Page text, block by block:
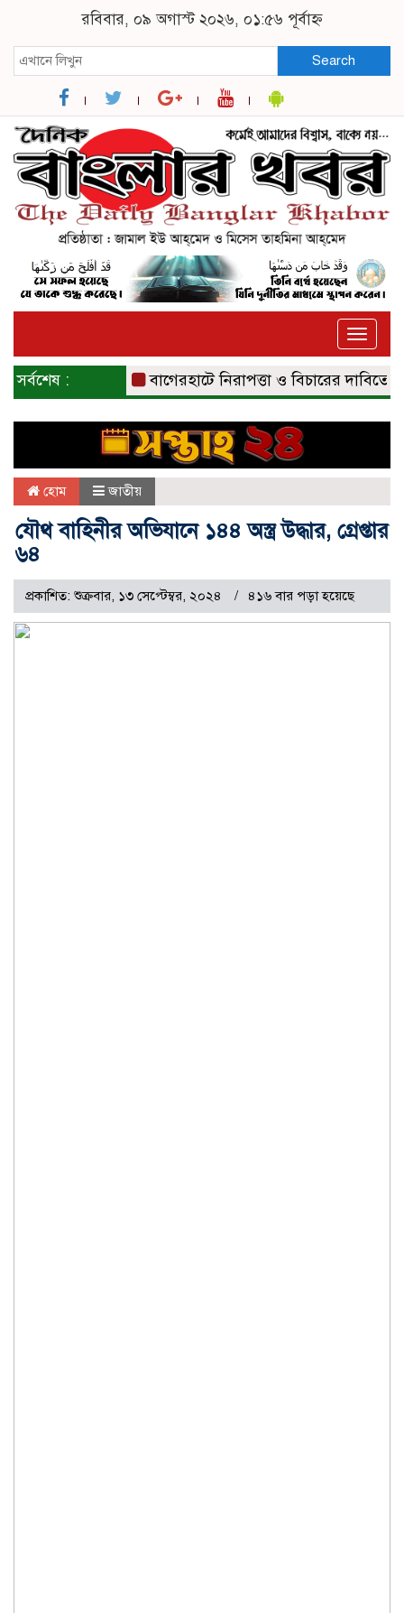
রবিবার, ০৯ অগাস্ট ২০২৬, ০১:৫৬ পূর্বাহ্ন
Search
Toggle
সর্বশেষ : বাগেরহাটে নিরাপত্তা ও বিচারের দাবিতে
হোম জাতীয়
যৌথ বাহিনীর অভিযানে ১৪৪ অস্ত্র উদ্ধার, গ্রেপ্তার
৬৪
প্রকাশিত: শুক্রবার, ১৩ সেপ্টেম্বর, ২০২৪ ৪১৬ বার পড়া হয়েছে